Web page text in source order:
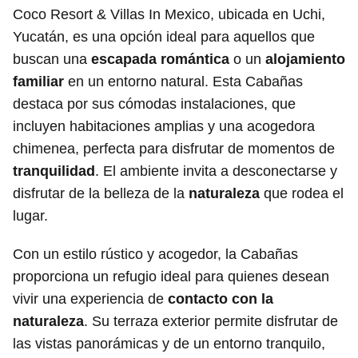
Coco Resort & Villas In Mexico, ubicada en Uchi,
Yucatán, es una opción ideal para aquellos que
buscan una escapada romántica o un alojamiento
familiar en un entorno natural. Esta Cabañas
destaca por sus cómodas instalaciones, que
incluyen habitaciones amplias y una acogedora
chimenea, perfecta para disfrutar de momentos de
tranquilidad. El ambiente invita a desconectarse y
disfrutar de la belleza de la naturaleza que rodea el
lugar.
Con un estilo rústico y acogedor, la Cabañas
proporciona un refugio ideal para quienes desean
vivir una experiencia de contacto con la
naturaleza. Su terraza exterior permite disfrutar de
las vistas panorámicas y de un entorno tranquilo,